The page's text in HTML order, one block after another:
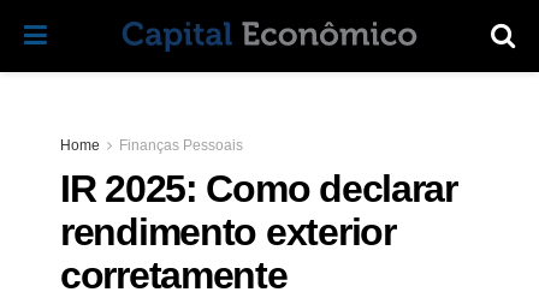
Home Finanças Pessoais
IR 2025: Como declarar
rendimento exterior
corretamente